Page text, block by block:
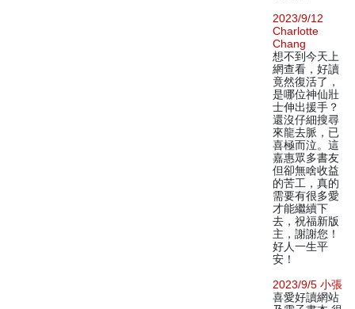
2023/9/12
Charlotte
Chang
想不到今天上
網查看，好讀
竟然復活了，
是哪位神仙壯
士伸出援手？
還沒仔細搜尋
來龍去脈，已
喜極而泣。這
嘉惠眾多書友
但卻無啥收益
的苦工，真的
需要有很多愛
才能繼續下
去，祝福新版
主，謝謝您！
好人一生平
安！
2023/9/5 小張
喜愛好讀網站